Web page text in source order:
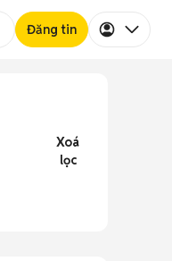
Đăng tin
Xoá
lọc